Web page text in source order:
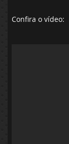
Confira o vídeo: